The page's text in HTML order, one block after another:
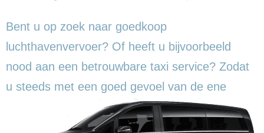
Bent u op zoek naar goedkoop
luchthavenvervoer? Of heeft u bijvoorbeeld
nood aan een betrouwbare taxi service? Zodat
u steeds met een goed gevoel van de ene